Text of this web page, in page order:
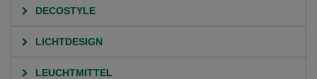
DECOSTYLE
LICHTDESIGN
LEUCHTMITTEL